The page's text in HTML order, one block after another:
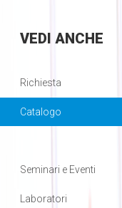
VEDI ANCHE
Richiesta
Catalogo
Seminari e Eventi
Laboratori